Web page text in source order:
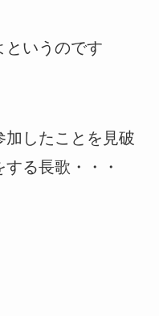
というのです
加したことを見破
る長歌・・・